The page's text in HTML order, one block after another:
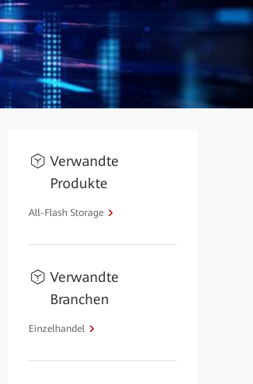
Verwandte
Produkte
All-Flash Storage
Verwandte
Branchen
Einzelhandel